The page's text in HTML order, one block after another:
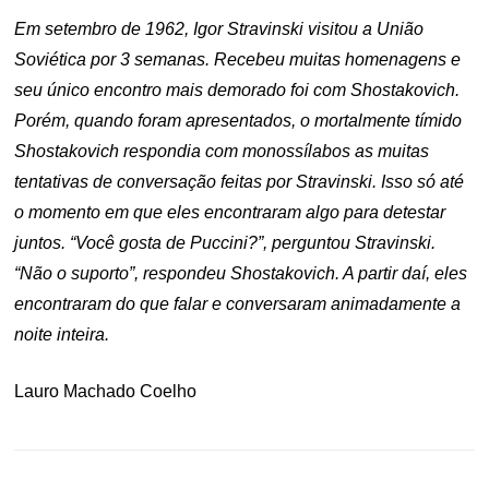
Em setembro de 1962, Igor Stravinski visitou a União
Soviética por 3 semanas. Recebeu muitas homenagens e
seu único encontro mais demorado foi com Shostakovich.
Porém, quando foram apresentados, o mortalmente tímido
Shostakovich respondia com monossílabos as muitas
tentativas de conversação feitas por Stravinski. Isso só até
o momento em que eles encontraram algo para detestar
juntos. “Você gosta de Puccini?”, perguntou Stravinski.
“Não o suporto”, respondeu Shostakovich. A partir daí, eles
encontraram do que falar e conversaram animadamente a
noite inteira.
Lauro Machado Coelho